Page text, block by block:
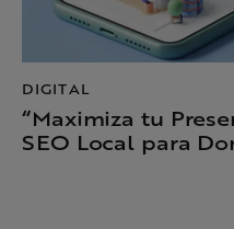
DIGITAL
“Maximiza tu
SEO Local para